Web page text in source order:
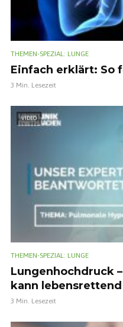
THEMEN-SPEZIAL: LUNGE
Einfach erklärt: So
3 Min. Lesezeit
VIDEO
THEMEN-SPEZIAL: LUNGE
Lungenhochdruck
kann
3 Min. Lesezeit